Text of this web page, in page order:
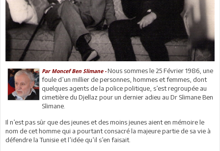
Par Moncef Ben Slimane -Nous sommes le 25 Février 1986, une
foule d’un millier de personnes, hommes et femmes, dont
quelques agents de la police politique, s’est regroupée au
cimetière du Djellaz pour un dernier adieu au Dr Slimane Ben
Slimane.
Il n’est pas sûr que des jeunes et des moins jeunes aient en mémoire le
nom de cet homme qui a pourtant consacré la majeure partie de sa vie à
défendre la Tunisie et l’idée qu’il s’en faisait.